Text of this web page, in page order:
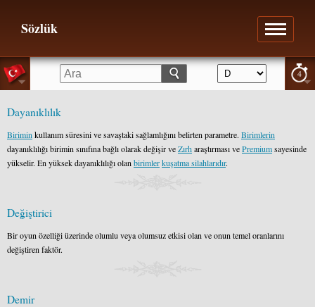
4
Sözlük
Dayanıklılık
Birimin kullanım süresini ve savaştaki sağlamlığını belirten parametre. Birimlerin
dayanıklılığı birimin sınıfına bağlı olarak değişir veZırharaştırması vePremiumsayesinde
yükselir. En yüksek dayanıklılığı olan birimlerkuşatma silahlarıdır.
Değiştirici
Bir oyun özelliği üzerinde olumlu veya olumsuz etkisi olan ve onun temel oranlarını
değiştiren faktör.
Demir